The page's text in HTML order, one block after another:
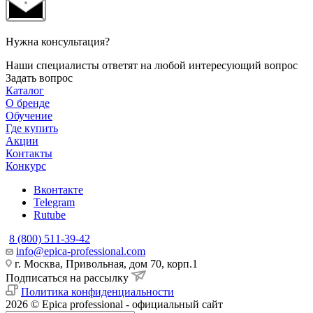
Нужна консультация?
Наши специалисты ответят на любой интересующий вопрос
Задать вопрос
Каталог
О бренде
Обучение
Где купить
Акции
Контакты
Конкурс
Вконтакте
Telegram
Rutube
8 (800) 511-39-42
info@epica-professional.com
г. Москва, Привольная, дом 70, корп.1
Подписаться на рассылку
Политика конфиденциальности
2026 © Epica professional - официальный сайт